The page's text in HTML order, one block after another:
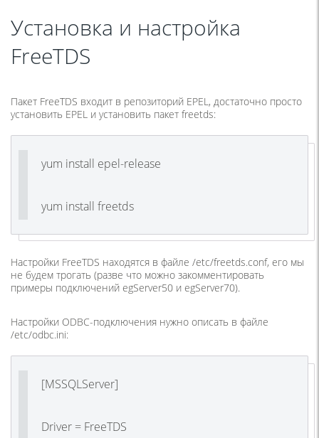
Установка и настройка
FreeTDS
Пакет FreeTDS входит в репозиторий EPEL, достаточно просто
установить EPEL и установить пакет freetds:
yum install epel-release
yum install freetds
Настройки FreeTDS находятся в файле /etc/freetds.conf, его мы
не будем трогать (разве что можно закомментировать
примеры подключений egServer50 и egServer70).
Настройки ODBC-подключения нужно описать в файле
/etc/odbc.ini:
[MSSQLServer]
Driver = FreeTDS